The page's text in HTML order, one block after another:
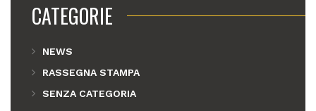
CATEGORIE
NEWS
RASSEGNA STAMPA
SENZA CATEGORIA